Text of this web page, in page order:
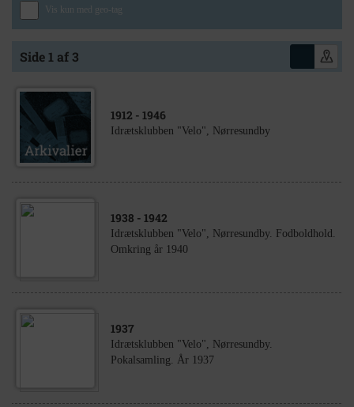
Vis kun med geo-tag
Side 1 af 3
1912 - 1946
Idrætsklubben "Velo", Nørresundby
1938 - 1942
Idrætsklubben "Velo", Nørresundby. Fodboldhold.
Omkring år 1940
1937
Idrætsklubben "Velo", Nørresundby.
Pokalsamling. År 1937